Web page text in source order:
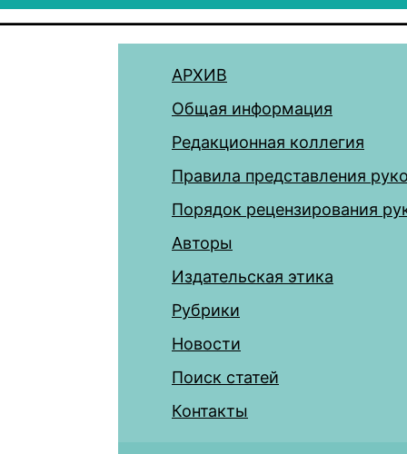
АРХИВ
Общая информация
Редакционная коллегия
Правила представления
Порядок рецензирования
Авторы
Издательская этика
Рубрики
Новости
Поиск статей
Контакты